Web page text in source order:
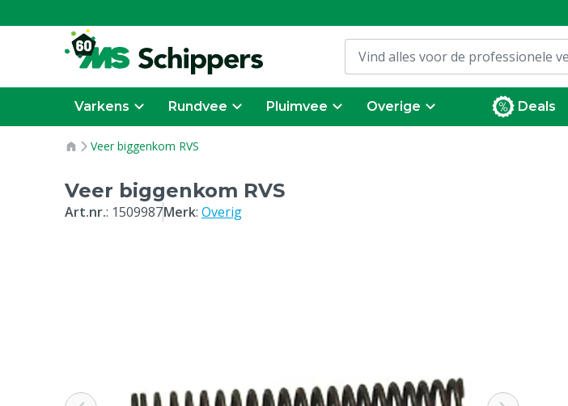
Varkens Rundvee Pluimvee Overige Deals
Veer biggenkom RVS
Veer biggenkom RVS
Art.nr.: 1509987Merk: Overig